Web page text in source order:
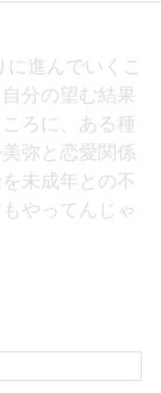
進んでいくこ
分の望む結果
ろに、ある種
弥と恋愛関係
未成年との不
やってんじゃ